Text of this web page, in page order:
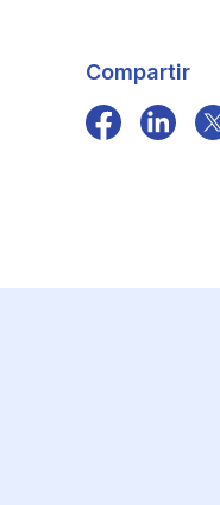
Compartir